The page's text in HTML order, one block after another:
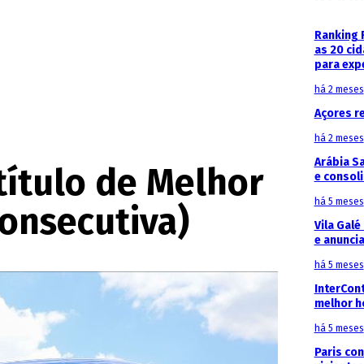
de Melhor
Ranking
as 20
para
há 2 meses
Açores
há 2 meses
Arábia
e
há 5 meses
Vila
e
há 5 meses
melhor
há 5 meses
Paris